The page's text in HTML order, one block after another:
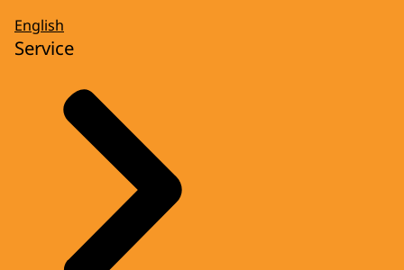
English
Service